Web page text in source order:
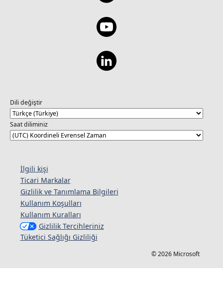
Dili değiştir
Saat diliminiz
İlgili kişi
Ticari Markalar
Gizlilik ve Tanımlama Bilgileri
Kullanım Koşulları
Kullanım Kuralları
Gizlilik Tercihleriniz
Tüketici Sağlığı Gizliliği
© 2026 Microsoft